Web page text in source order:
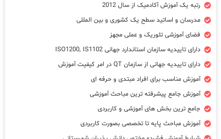
رتبه یک آموزش آکادمیک از سال 2012
مدرسان و اساتید سطح یک کشوری و بین المللی
فضای آموزشی تئوریک و عملی مجهز
دارای تاییدیه سازمان استاندارد جهانی ISO1200, IS1102
دارای تاییدیه جهانی از سازمان QT در امر کیفیت آموزش
آموزش مناسب برای افراد مبتدی و حرفه ای
آموزش جامع پیشرفته ترین مباحث آموزشی
جامع ترین بخش های آموزشی و کاربردی
آموزش مباحث پایه تا تخصصی بصورت کاربردی